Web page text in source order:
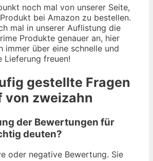
noch mal von unserer Seite,
Produkt bei Amazon zu bestellen.
mal in unserer Auflistung die
Produkte genauer an, hier
immer über eine schnelle und
Lieferung freuen!
gestellte Fragen
von zweizahn
der Bewertungen für
deuten?
oder negative Bewertung. Sie